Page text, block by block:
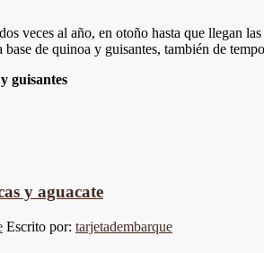
veces al año, en otoño hasta que llegan
de quinoa y guisantes, también de
guisantes
y aguacate
Escrito por: tarjetadembarque